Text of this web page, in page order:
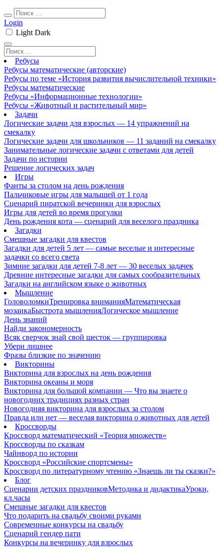
Login
Light Dark
Ребусы
Ребусы математические (авторские)
Ребусы по теме «История развития вычислительной техники»
Ребусы математические
Ребусы «Информационные технологии»
Ребусы «Животный и растительный мир»
Задачи
Логические задачи для взрослых — 14 упражнений на
смекалку
Логические задачи для школьников — 11 заданий на смекалку
Занимательные логические задачи с ответами для детей
Задачи по истории
Решение логических задач
Игры
Фанты за столом на день рождения
Пальчиковые игры для малышей от 1 года
Сценарий пиратской вечеринки для взрослых
Игры для детей во время прогулки
День рождения кота — сценарий для веселого праздника
Загадки
Смешные загадки для квестов
Загадки для детей 5 лет — самые веселые и интересные
задачки со всего света
Зимние загадки для детей 7-8 лет — 30 веселых задачек
Древние интересные загадки для самых сообразительных
Загадки на английском языке о животных
Мышление
ГоловоломкиТренировка вниманияМатематическая
мозаикаБыстрота мышленияЛогическое мышление
День знаний
Найди закономерность
Всяк сверчок знай свой шесток — группировка
Убери лишнее
Фразы близкие по значению
Викторины
Викторина для взрослых на день рождения
Викторина океаны и моря
Викторина для большой компании — Что вы знаете о
новогодних традициях разных стран
Новогодняя викторина для взрослых за столом
Правда или нет — веселая викторина о животных для детей
Кроссворды
Кроссворд математический «Теория множеств»
Кроссворды по сказкам
Чайнворд по истории
Кроссворд «Российские спортсмены»
Кроссворд по литературному чтению «Знаешь ли ты сказки?»
Блог
Сценарии детских праздниковМетодика и дидактикаУроки,
кл.часы
Смешные загадки для квестов
Что подарить на свадьбу своими руками
Современные конкурсы на свадьбу
Сценарий гендер пати
Конкурсы на вечеринку для взрослых